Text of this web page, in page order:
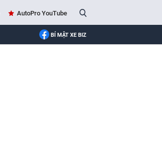
AutoPro YouTube
BÍ MẬT XE BIZ